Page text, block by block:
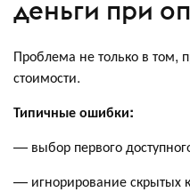
деньги при
Проблема не только в том,
стоимости.
Типичные ошибки:
— выбор первого
— игнорирование скрытых